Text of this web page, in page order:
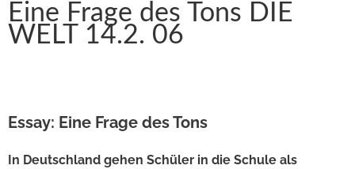
Eine Frage des Tons DIE
WELT 14.2. 06
Essay: Eine Frage des Tons
In Deutschland gehen Schüler in die Schule als